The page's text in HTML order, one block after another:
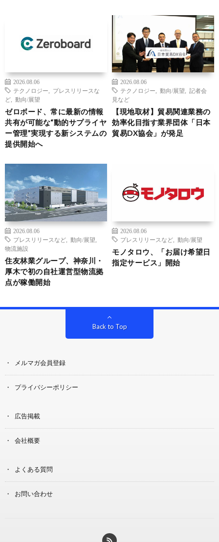
2026.08.06
テクノロジー
プレスリリースな
ど
動向/展望
ゼロボード、常に最新の情報
共有が可能な“動的サプライヤ
ー管理”実現する新システムの
提供開始へ
2026.08.06
テクノロジー
動向/展望
記者会
見など
【現地取材】貿易関連業務の
効率化目指す業界団体「日本
貿易DX協会」が発足
2026.08.06
プレスリリースなど
動向/展望
物流施設
住友林業グループ、神奈川・
厚木で初の自社運営型物流拠
点が稼働開始
2026.08.06
プレスリリースなど
動向/展望
モノタロウ、「お届け希望日
指定サービス」開始
Back to Top
メルマガ会員登録
プライバシーポリシー
広告掲載
会社概要
よくある質問
お問い合わせ